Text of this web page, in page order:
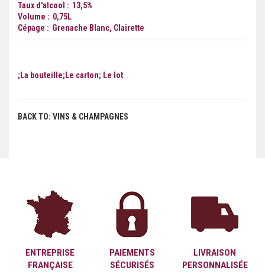
Taux d'alcool
13,5%
Volume
0,75L
Cépage
Grenache Blanc, Clairette
;La bouteille;Le carton; Le lot
BACK TO: VINS & CHAMPAGNES
ENTREPRISE
FRANÇAISE
PAIEMENTS
SÉCURISÉS
LIVRAISON
PERSONNALISÉE